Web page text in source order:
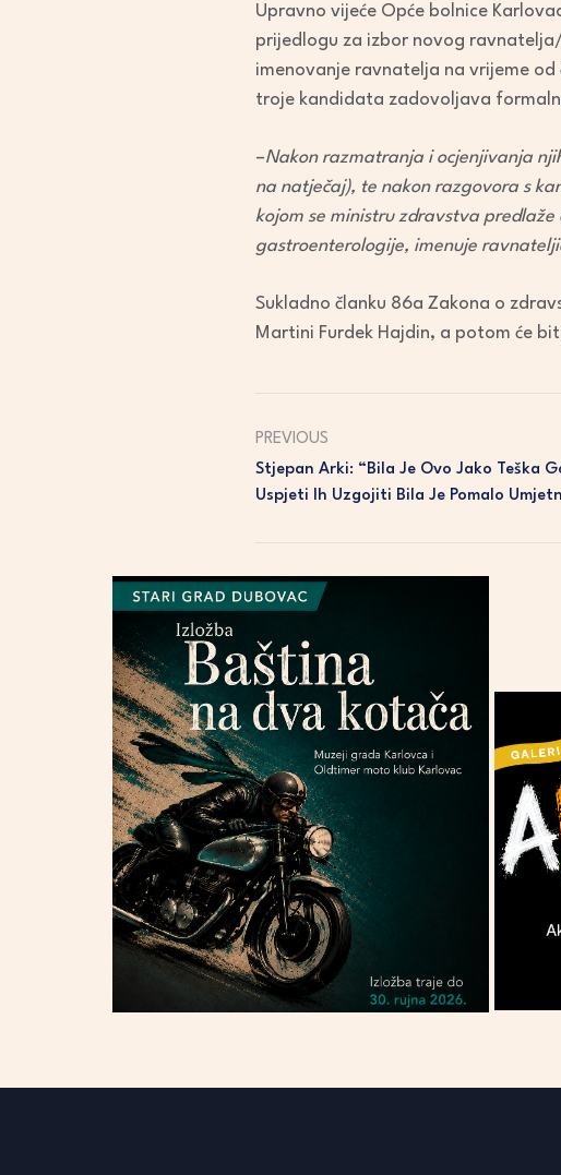
Upravno vijeće Opće bolnice
prijedlogu za izbor novog
imenovanje ravnatelja na vrijeme
troje kandidata zadovoljava
–Nakon razmatranja i ocjenjivanja
na natječaj), te nakon razgovora s
kojom se ministru zdravstva
gastroenterologije, imenuje
Sukladno članku 86a Zakona o
Martini Furdek Hajdin, a potom će
PREVIOUS
Stjepan Arki: “Bila Je Ovo Jako Teška
Uspjeti Ih Uzgojiti Bila Je Pomalo